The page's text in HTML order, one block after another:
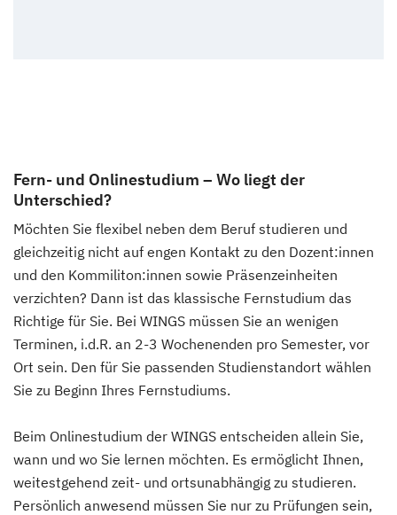
Fern- und Onlinestudium – Wo liegt der
Unterschied?
Möchten Sie flexibel neben dem Beruf studieren und
gleichzeitig nicht auf engen Kontakt zu den Dozent:innen
und den Kommiliton:innen sowie Präsenzeinheiten
verzichten? Dann ist das klassische Fernstudium das
Richtige für Sie. Bei WINGS müssen Sie an wenigen
Terminen, i.d.R. an 2-3 Wochenenden pro Semester, vor
Ort sein. Den für Sie passenden Studienstandort wählen
Sie zu Beginn Ihres Fernstudiums.
Beim Onlinestudium der WINGS entscheiden allein Sie,
wann und wo Sie lernen möchten. Es ermöglicht Ihnen,
weitestgehend zeit- und ortsunabhängig zu studieren.
Persönlich anwesend müssen Sie nur zu Prüfungen sein,